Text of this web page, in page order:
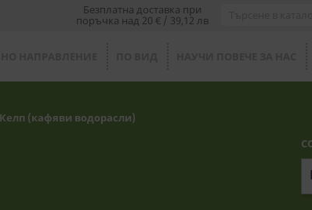
Безплатна доставка при
поръчка над 20 € / 39,12 лв
Келп (кафяви водорасли)